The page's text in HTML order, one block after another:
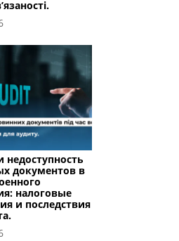
недоступность
документов в
налоговые
и последствия